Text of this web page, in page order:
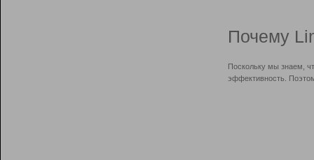
Почему
Поскольку мы знаем,
эффективность.